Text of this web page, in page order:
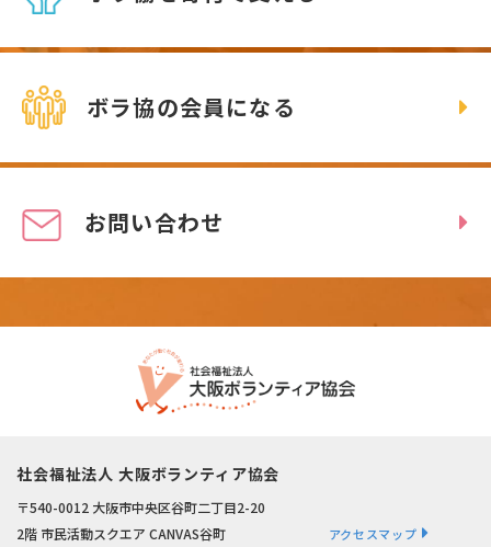
ボラ協の会員になる
お問い合わせ
社会福祉法人 大阪ボランティア協会
〒540-0012 大阪市中央区谷町二丁目2-20
2階 市民活動スクエア CANVAS谷町
アクセスマップ